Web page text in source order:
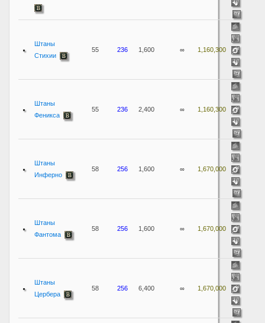
Штаны
Стихии
55 236 1,600 ∞ 1,160,300
Штаны
Феникса
55 236 2,400 ∞ 1,160,300
Штаны
Инферно
58 256 1,600 ∞ 1,670,000
Штаны
Фантома
58 256 1,600 ∞ 1,670,000
Штаны
Цербера
58 256 6,400 ∞ 1,670,000